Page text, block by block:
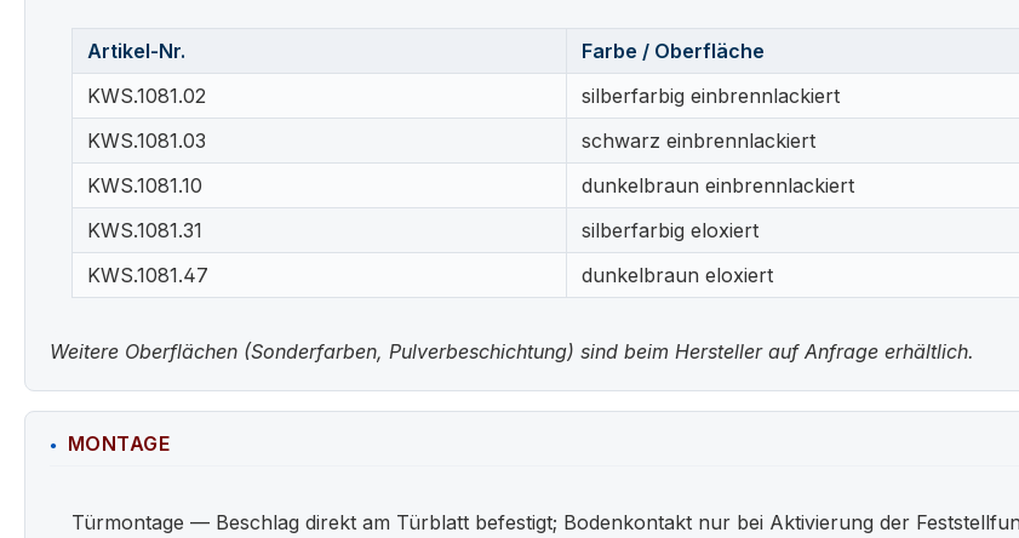
Artikel-Nr.
Farbe / Oberfläche
KWS.1081.02
silberfarbig einbrennlackiert
KWS.1081.03
schwarz einbrennlackiert
KWS.1081.10
dunkelbraun einbrennlackiert
KWS.1081.31
silberfarbig eloxiert
KWS.1081.47
dunkelbraun eloxiert
Weitere Oberflächen (Sonderfarben, Pulverbeschichtung) sind beim Hersteller auf Anfrage erhältlich.
MONTAGE
Türmontage — Beschlag direkt am Türblatt befestigt; Bodenkontakt nur bei Aktivierung der